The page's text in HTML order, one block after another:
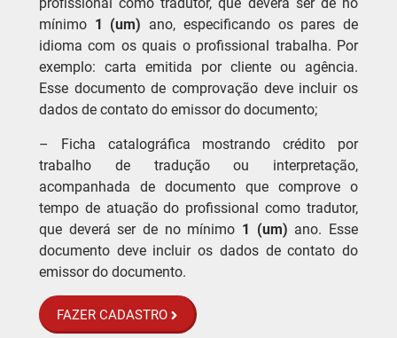
profissional como tradutor, que deverá ser de no
mínimo 1 (um) ano, especificando os pares de
idioma com os quais o profissional trabalha. Por
exemplo: carta emitida por cliente ou agência.
Esse documento de comprovação deve incluir os
dados de contato do emissor do documento;
– Ficha catalográfica mostrando crédito por
trabalho de tradução ou interpretação,
acompanhada de documento que comprove o
tempo de atuação do profissional como tradutor,
que deverá ser de no mínimo 1 (um) ano. Esse
documento deve incluir os dados de contato do
emissor do documento.
FAZER CADASTRO